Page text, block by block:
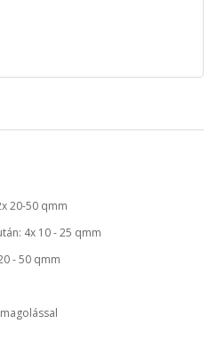
20-50 qmm
4x 10 - 25 qmm
- 50 qmm